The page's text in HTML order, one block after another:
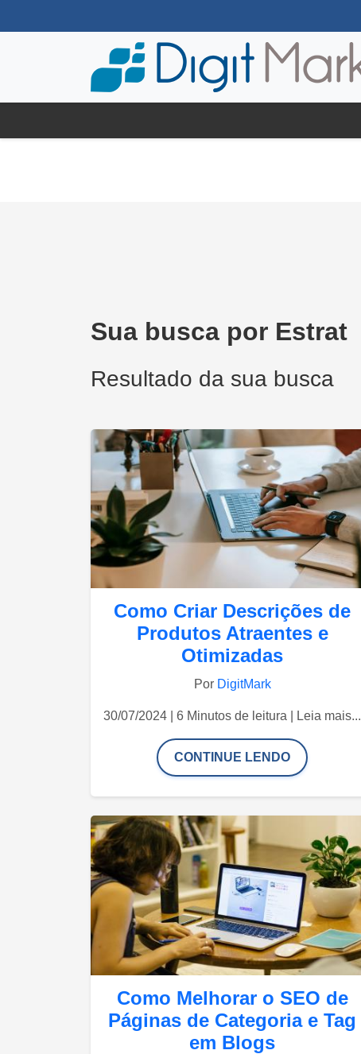
Sua busca por Estrat
Resultado da sua busca
Como Criar Descrições de
Produtos Atraentes e
Otimizadas
Por DigitMark
30/07/2024 | 6 Minutos de leitura | Leia mais...
CONTINUE LENDO
Como Melhorar o SEO de
Páginas de Categoria e Tag
em Blogs